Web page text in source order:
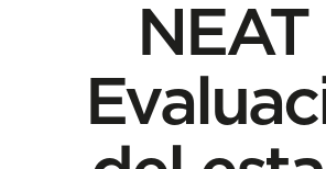
NEAT